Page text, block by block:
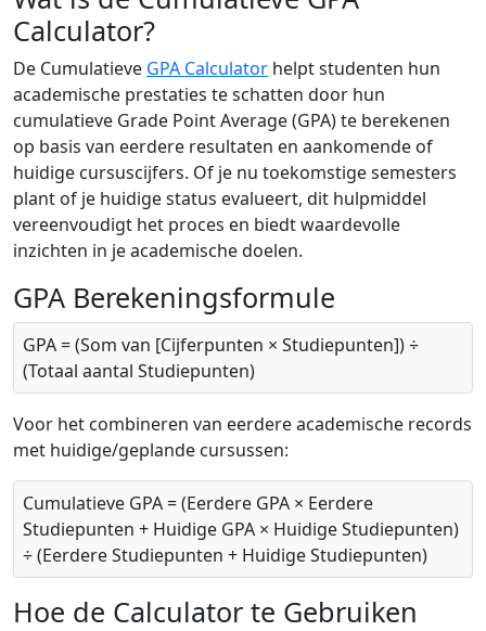
Calculator?
De Cumulatieve GPA Calculator helpt studenten hun
academische prestaties te schatten door hun
cumulatieve Grade Point Average (GPA) te berekenen
op basis van eerdere resultaten en aankomende of
huidige cursuscijfers. Of je nu toekomstige semesters
plant of je huidige status evalueert, dit hulpmiddel
vereenvoudigt het proces en biedt waardevolle
inzichten in je academische doelen.
GPA Berekeningsformule
GPA = (Som van [Cijferpunten × Studiepunten]) ÷
(Totaal aantal Studiepunten)
Voor het combineren van eerdere academische records
met huidige/geplande cursussen:
Cumulatieve GPA = (Eerdere GPA × Eerdere
Studiepunten + Huidige GPA × Huidige Studiepunten)
÷ (Eerdere Studiepunten + Huidige Studiepunten)
Hoe de Calculator te Gebruiken